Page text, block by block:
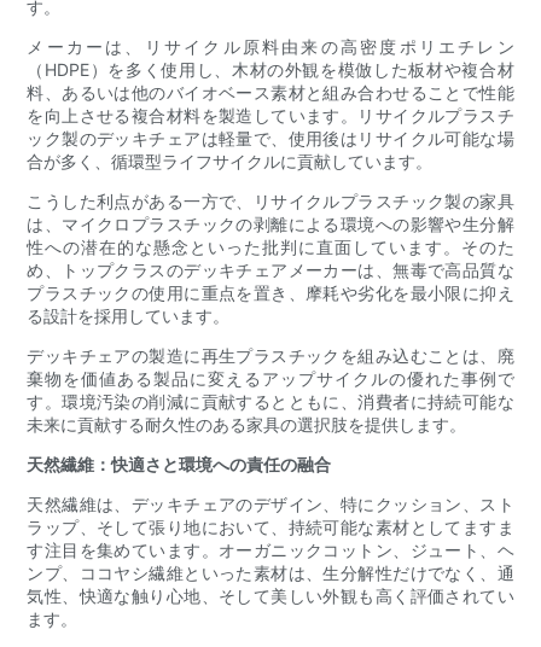
す。
メーカーは、リサイクル原料由来の高密度ポリエチレン
（HDPE）を多く使用し、木材の外観を模倣した板材や複合材
料、あるいは他のバイオベース素材と組み合わせることで性能
を向上させる複合材料を製造しています。リサイクルプラスチ
ック製のデッキチェアは軽量で、使用後はリサイクル可能な場
合が多く、循環型ライフサイクルに貢献しています。
こうした利点がある一方で、リサイクルプラスチック製の家具
は、マイクロプラスチックの剥離による環境への影響や生分解
性への潜在的な懸念といった批判に直面しています。そのた
め、トップクラスのデッキチェアメーカーは、無毒で高品質な
プラスチックの使用に重点を置き、摩耗や劣化を最小限に抑え
る設計を採用しています。
デッキチェアの製造に再生プラスチックを組み込むことは、廃
棄物を価値ある製品に変えるアップサイクルの優れた事例で
す。環境汚染の削減に貢献するとともに、消費者に持続可能な
未来に貢献する耐久性のある家具の選択肢を提供します。
天然繊維：快適さと環境への責任の融合
天然繊維は、デッキチェアのデザイン、特にクッション、スト
ラップ、そして張り地において、持続可能な素材としてますま
す注目を集めています。オーガニックコットン、ジュート、ヘ
ンプ、ココヤシ繊維といった素材は、生分解性だけでなく、通
気性、快適な触り心地、そして美しい外観も高く評価されてい
ます。